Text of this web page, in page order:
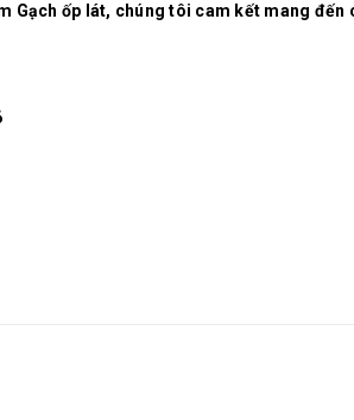
Gạch ốp lát, chúng tôi cam kết mang đến